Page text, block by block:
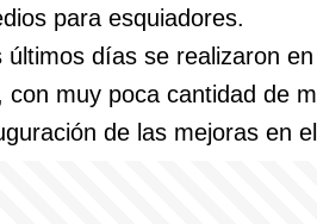
para esquiadores.
últimos días se realizaron
con muy poca cantidad de
de las mejoras en